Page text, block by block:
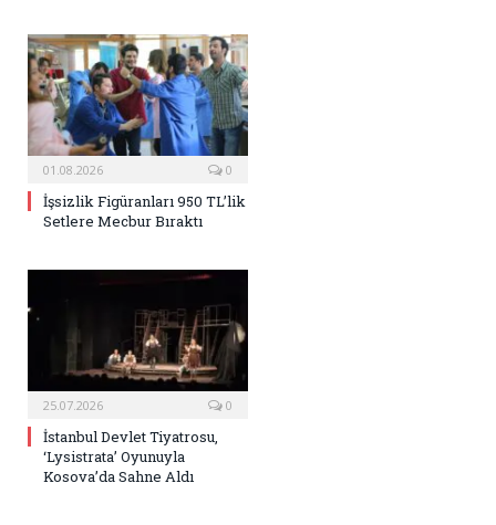
01.08.2026 0
İşsizlik Figüranları 950 TL’lik
Setlere Mecbur Bıraktı
25.07.2026 0
İstanbul Devlet Tiyatrosu,
‘Lysistrata’ Oyunuyla
Kosova’da Sahne Aldı